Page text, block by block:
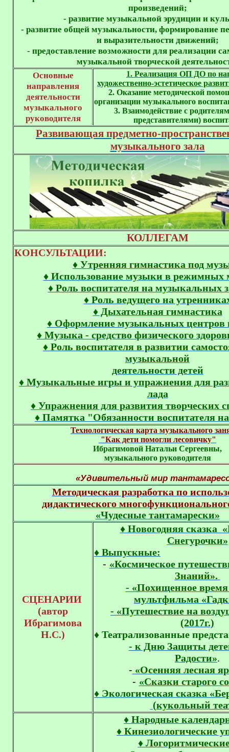
произведений;
- развитие музыкальной эрудиции и
- развитие общей музыкальности, формирование
и выразительности движений;
- предоставление возможности для реализации
музыкальной творческой
Основные
направления
деятельности
музыкального
руководителя
1. Реализация ОП ДО по
художественно-эстетическое
2. Оказание методической
3. Взаимодействие с
представителями)
Развивающая предметно-
музыкального зала
КОЛЛЕГАМ
КОНСУЛЬТАЦИИ:
♦ Утренняя гимнастика под
♦ Использование музыки в режимных
♦ Роль воспитателя на музыкальных
♦ Роль ведущего на
♦ Дыхательная гимнастика
♦ Оформление музыкальных центров
♦ Музыка - средство физического
♦ Роль воспитателя в развитии
музыкальной
деятельности детей
♦ Музыкальные игры и упражнения для
лада
♦ Упражнения для развития творческих
♦ Памятка "Обязанности воспитателя
Технологическая карта музыкального
"Как дети помогли лесовичку"
Ибрагимовой Натальи Сергеевны,
музыкального руководителя
«Удивительный мир
Методическая разработка по
дидактического
«Чудесные тантамарески»
СЦЕНАРИИ
(автор
Ибрагимова
Н.С.)
♦ Новогодняя сказка
Снегурочки»
♦ Выпускные:
- «Космическое
Знаний».
- «Похищенное время
мультфильма
- «Путешествие на
(2017г.)
♦ Театрализованные
- к Дню Защиты
Радости».
- «Осенняя лесная
- «Сказки старого
♦ Экологическая сказка
(кукольный
♦ Народные
♦ Кинезиологические
♦